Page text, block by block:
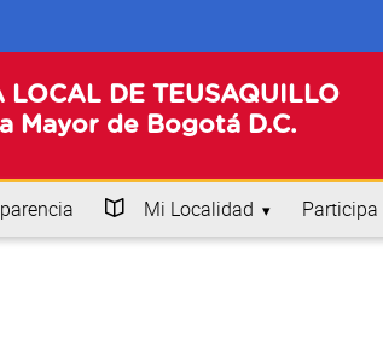
LOCAL DE TEUSAQUILLO
Mayor de Bogotá D.C.
Mi Localidad Participa